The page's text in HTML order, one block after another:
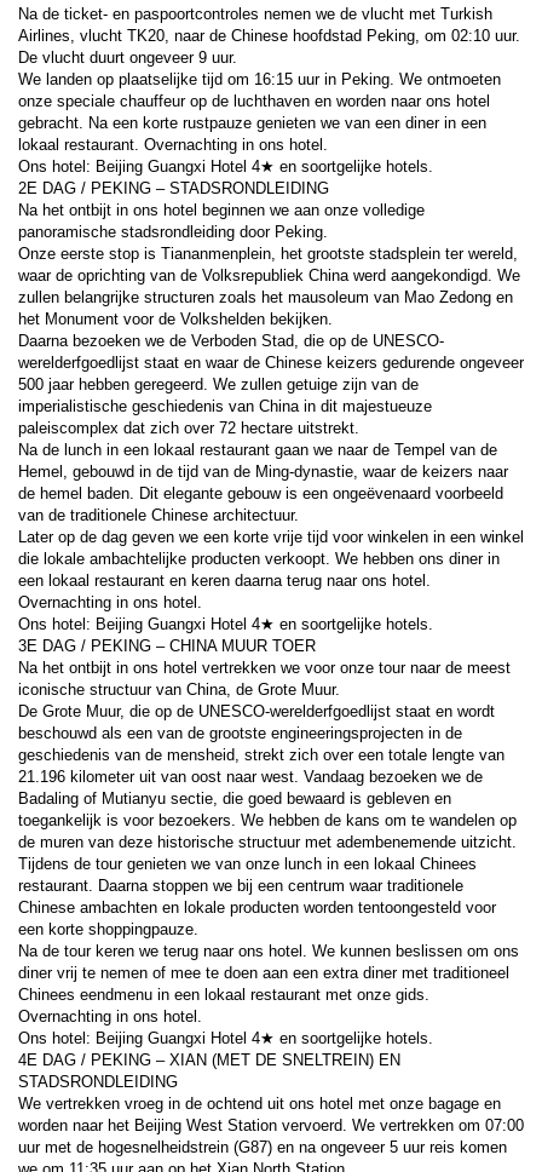
Na de ticket- en paspoortcontroles nemen we de vlucht met Turkish
Airlines, vlucht TK20, naar de Chinese hoofdstad Peking, om 02:10 uur.
De vlucht duurt ongeveer 9 uur.
We landen op plaatselijke tijd om 16:15 uur in Peking. We ontmoeten
onze speciale chauffeur op de luchthaven en worden naar ons hotel
gebracht. Na een korte rustpauze genieten we van een diner in een
lokaal restaurant. Overnachting in ons hotel.
Ons hotel: Beijing Guangxi Hotel 4★ en soortgelijke hotels.
2E DAG / PEKING – STADSRONDLEIDING
Na het ontbijt in ons hotel beginnen we aan onze volledige
panoramische stadsrondleiding door Peking.
Onze eerste stop is Tiananmenplein, het grootste stadsplein ter wereld,
waar de oprichting van de Volksrepubliek China werd aangekondigd. We
zullen belangrijke structuren zoals het mausoleum van Mao Zedong en
het Monument voor de Volkshelden bekijken.
Daarna bezoeken we de Verboden Stad, die op de UNESCO-
werelderfgoedlijst staat en waar de Chinese keizers gedurende ongeveer
500 jaar hebben geregeerd. We zullen getuige zijn van de
imperialistische geschiedenis van China in dit majestueuze
paleiscomplex dat zich over 72 hectare uitstrekt.
Na de lunch in een lokaal restaurant gaan we naar de Tempel van de
Hemel, gebouwd in de tijd van de Ming-dynastie, waar de keizers naar
de hemel baden. Dit elegante gebouw is een ongeëvenaard voorbeeld
van de traditionele Chinese architectuur.
Later op de dag geven we een korte vrije tijd voor winkelen in een winkel
die lokale ambachtelijke producten verkoopt. We hebben ons diner in
een lokaal restaurant en keren daarna terug naar ons hotel.
Overnachting in ons hotel.
Ons hotel: Beijing Guangxi Hotel 4★ en soortgelijke hotels.
3E DAG / PEKING – CHINA MUUR TOER
Na het ontbijt in ons hotel vertrekken we voor onze tour naar de meest
iconische structuur van China, de Grote Muur.
De Grote Muur, die op de UNESCO-werelderfgoedlijst staat en wordt
beschouwd als een van de grootste engineeringsprojecten in de
geschiedenis van de mensheid, strekt zich over een totale lengte van
21.196 kilometer uit van oost naar west. Vandaag bezoeken we de
Badaling of Mutianyu sectie, die goed bewaard is gebleven en
toegankelijk is voor bezoekers. We hebben de kans om te wandelen op
de muren van deze historische structuur met adembenemende uitzicht.
Tijdens de tour genieten we van onze lunch in een lokaal Chinees
restaurant. Daarna stoppen we bij een centrum waar traditionele
Chinese ambachten en lokale producten worden tentoongesteld voor
een korte shoppingpauze.
Na de tour keren we terug naar ons hotel. We kunnen beslissen om ons
diner vrij te nemen of mee te doen aan een extra diner met traditioneel
Chinees eendmenu in een lokaal restaurant met onze gids.
Overnachting in ons hotel.
Ons hotel: Beijing Guangxi Hotel 4★ en soortgelijke hotels.
4E DAG / PEKING – XIAN (MET DE SNELTREIN) EN
STADSRONDLEIDING
We vertrekken vroeg in de ochtend uit ons hotel met onze bagage en
worden naar het Beijing West Station vervoerd. We vertrekken om 07:00
uur met de hogesnelheidstrein (G87) en na ongeveer 5 uur reis komen